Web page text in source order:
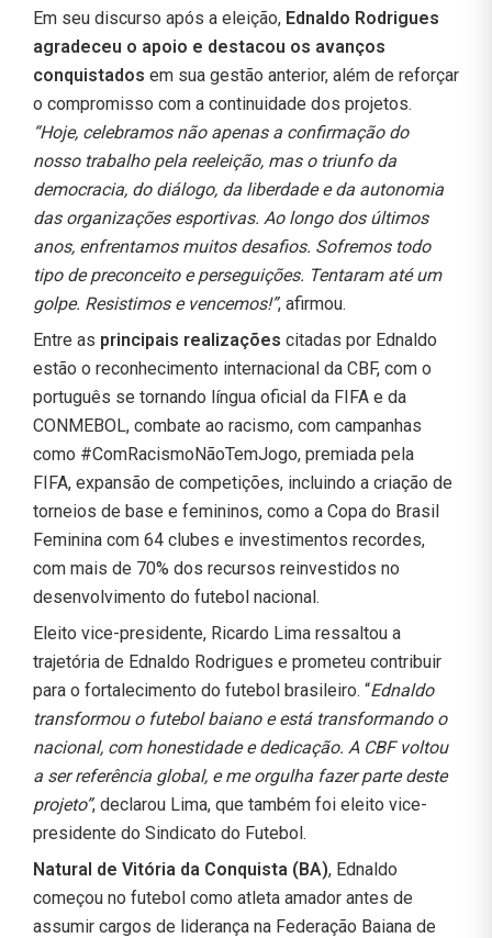
Em seu discurso após a eleição, Ednaldo Rodrigues
agradeceu o apoio e destacou os avanços
conquistados em sua gestão anterior, além de reforçar
o compromisso com a continuidade dos projetos.
“Hoje, celebramos não apenas a confirmação do
nosso trabalho pela reeleição, mas o triunfo da
democracia, do diálogo, da liberdade e da autonomia
das organizações esportivas. Ao longo dos últimos
anos, enfrentamos muitos desafios. Sofremos todo
tipo de preconceito e perseguições. Tentaram até um
golpe. Resistimos e vencemos!”, afirmou.
Entre as principais realizações citadas por Ednaldo
estão o reconhecimento internacional da CBF, com o
português se tornando língua oficial da FIFA e da
CONMEBOL, combate ao racismo, com campanhas
como #ComRacismoNãoTemJogo, premiada pela
FIFA, expansão de competições, incluindo a criação de
torneios de base e femininos, como a Copa do Brasil
Feminina com 64 clubes e investimentos recordes,
com mais de 70% dos recursos reinvestidos no
desenvolvimento do futebol nacional.
Eleito vice-presidente, Ricardo Lima ressaltou a
trajetória de Ednaldo Rodrigues e prometeu contribuir
para o fortalecimento do futebol brasileiro. “Ednaldo
transformou o futebol baiano e está transformando o
nacional, com honestidade e dedicação. A CBF voltou
a ser referência global, e me orgulha fazer parte deste
projeto”, declarou Lima, que também foi eleito vice-
presidente do Sindicato do Futebol.
Natural de Vitória da Conquista (BA), Ednaldo
começou no futebol como atleta amador antes de
assumir cargos de liderança na Federação Baiana de